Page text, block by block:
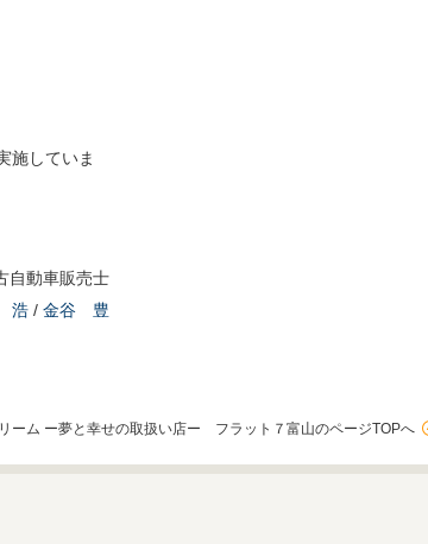
施していま
自動車販売士
浩 / 金谷 豊
ーム ー夢と幸せの取扱い店ー フラット７富山のページTOPへ